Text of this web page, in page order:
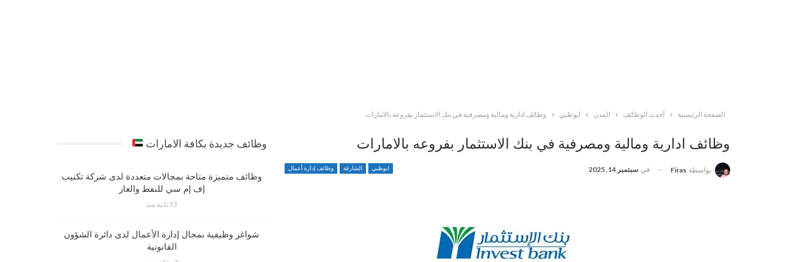
الصفحة الرئيسية أحدث الوظائف المدن ابوظبي وظائف ادارية ومالية ومصرفية في بنك الاستثمار بفروعه بالامارات
وظائف ادارية ومالية ومصرفية في بنك الاستثمار بفروعه بالامارات
ابوظبي الشارقة وظائف إدارة أعمال بواسطة Firas في سبتمبر 14, 2025
وظائف جديدة بكافة الامارات
وظائف متميزة ضمن بيئة عمل مهنية برواتب محفزة
وظائف متميزة متاحة بمجالات متعددة لدى شركة تكنيب
إف إم سي للنفط والغاز
53 ثانية منذ
شواغر وظيفية بمجال إدارة الأعمال لدى دائرة الشؤون
القانونية